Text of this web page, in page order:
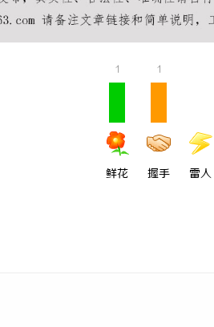
1
鲜花
1
握手 雷人
550FC45耐磨改性颗粒